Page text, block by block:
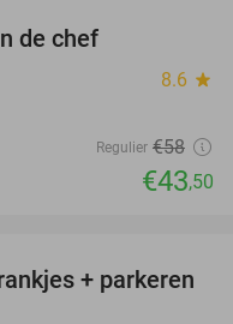
de chef
8.6 star
Regulier €58
€43,50
50%
+ parkeren